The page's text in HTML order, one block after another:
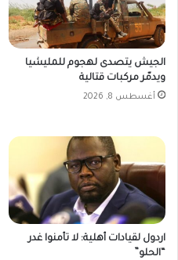
الجيش يتصدى لهجوم للمليشيا
ويدمّر مركبات قتالية
أغسطس 8, 2026
اردول لقيادات أهلية: لا تأمنوا غدر
“الحلو”